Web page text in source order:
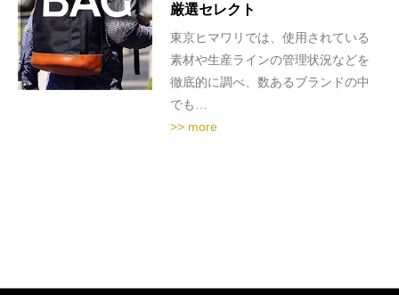
厳選セレクト
東京ヒマワリでは、使用されている
素材や生産ラインの管理状況などを
徹底的に調べ、数あるブランドの中
でも…
>> more